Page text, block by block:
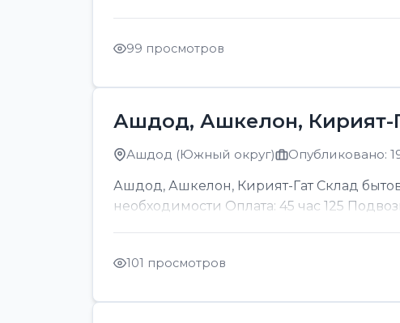
99 просмотров
Ашдод, Ашкелон, Кирият-
Ашдод (Южный округ) Опубликовано:
Ашдод, Ашкелон, Кирият-Гат Склад
необходимости Оплата: 45 час 125
101 просмотров